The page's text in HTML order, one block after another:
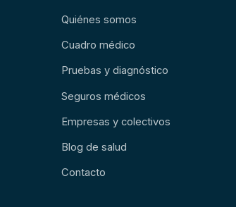
Quiénes somos
Cuadro médico
Pruebas y diagnóstico
Seguros médicos
Empresas y colectivos
Blog de salud
Contacto